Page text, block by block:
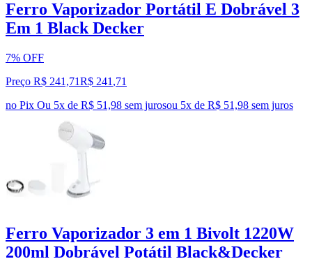
Ferro Vaporizador Portátil E Dobrável 3
Em 1 Black Decker
7% OFF
Preço R$ 241,71R$ 241 ,71
no Pix Ou 5x de R$ 51,98 sem jurosou 5x de R$ 51,98 sem juros
Ferro Vaporizador 3 em 1 Bivolt 1220W
200ml Dobrável Potátil Black&Decker